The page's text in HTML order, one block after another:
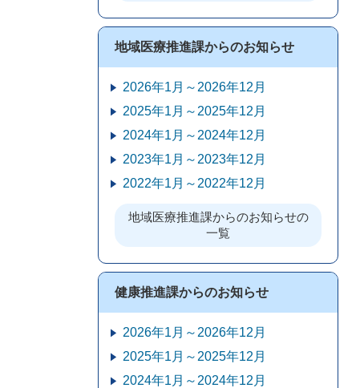
地域医療推進課からのお知らせ
2026年1月～2026年12月
2025年1月～2025年12月
2024年1月～2024年12月
2023年1月～2023年12月
2022年1月～2022年12月
地域医療推進課からのお知らせの
一覧
健康推進課からのお知らせ
2026年1月～2026年12月
2025年1月～2025年12月
2024年1月～2024年12月